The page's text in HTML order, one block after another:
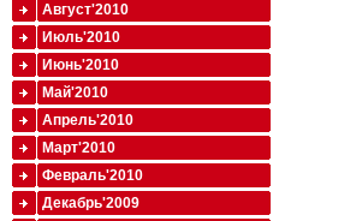
Август'2010
Июль'2010
Июнь'2010
Май'2010
Апрель'2010
Март'2010
Февраль'2010
Декабрь'2009